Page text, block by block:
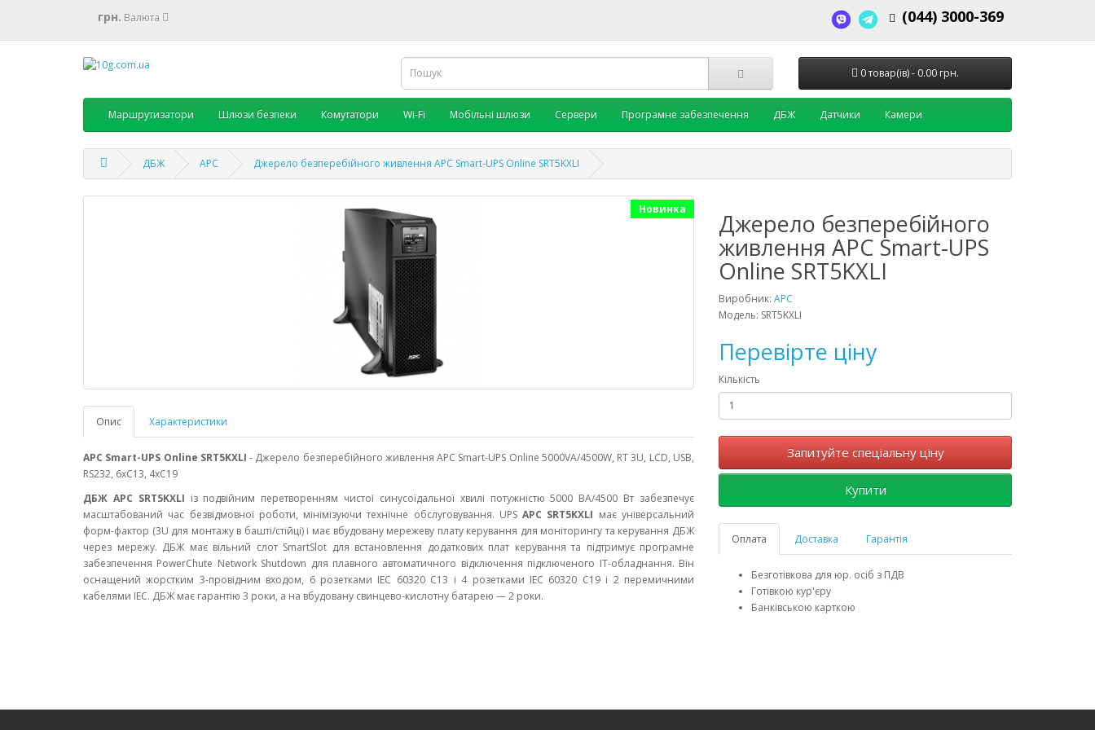
грн. Валюта (044) 3000-369
0 товар(ів) - 0.00 грн.
Маршрутизатори Шлюзи безпеки Комутатори Wi-Fi Мобільні шлюзи Сервери Програмне забезпечення ДБЖ Датчики Камери
ДБЖ APC Джерело безперебійного живлення APC Smart-UPS Online SRT5KXLI
Новинка
Опис Характеристики
APC Smart-UPS Online SRT5KXLI - Джерело безперебійного живлення APC Smart-UPS Online 5000VA/4500W, RT 3U, LCD, USB,
RS232, 6xC13, 4xC19
ДБЖ APC SRT5KXLI із подвійним перетворенням чистої синусоїдальної хвилі потужністю 5000 ВА/4500 Вт забезпечує
масштабований час безвідмовної роботи, мінімізуючи технічне обслуговування. UPSAPC SRT5KXLI має універсальний
форм-фактор (3U для монтажу в башті/стійці) і має вбудовану мережеву плату керування для моніторингу та керування ДБЖ
через мережу. ДБЖ має вільний слот SmartSlot для встановлення додаткових плат керування та підтримує програмне
забезпечення PowerChute Network Shutdown для плавного автоматичного відключення підключеного ІТ-обладнання. Він
оснащений жорстким 3-провідним входом, 6 розетками IEC 60320 C13 і 4 розетками IEC 60320 C19 і 2 перемичними
кабелями IEC. ДБЖ має гарантію 3 роки, а на вбудовану свинцево-кислотну батарею — 2 роки.
Джерело безперебійного
живлення APC Smart-UPS
Online SRT5KXLI
Виробник: APC
Модель: SRT5KXLI
Перевірте ціну
Кількість
Запитуйте спеціальну ціну
Купити
Оплата Доставка Гарантія
Безготівкова для юр. осіб з ПДВ
Готівкою кур'єру
Банківською карткою